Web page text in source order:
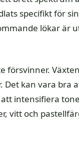
specifikt för
lökar är
försvinner.
Det kan vara bra
intensifiera
vitt och